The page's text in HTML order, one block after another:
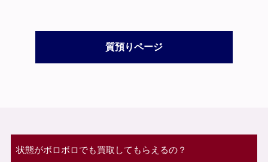
質預りページ
状態がボロボロでも買取してもらえるの？